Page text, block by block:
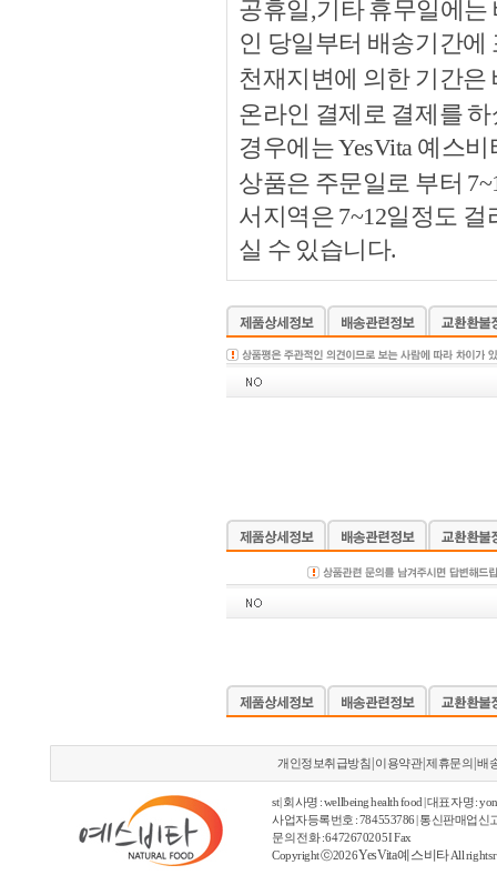
공휴일,기타 휴무일에
인 당일부터 배송기간에
천재지변에 의한 기간
온라인 결제로 결제를
경우에는 YesVita 예스
상품은 주문일로 부터
서지역은 7~12일정도
실 수 있습니다.
개인정보취급방침 이용약관|제휴문의 |배
st | 회사명 : wellbeing health food | 대표자명 :
사업자등록번호 : 784553786 | 통신판매업신
문의 전화 : 6472670205 I Fax
Copyright ⓒ2026YesVita 예스비타All rights